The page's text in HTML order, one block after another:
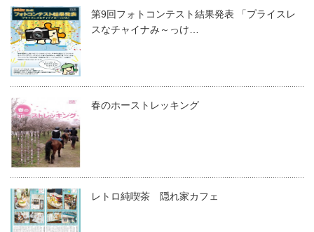
第9回フォトコンテスト結果発表 「プライスレ
スなチャイナみ～っけ…
春のホーストレッキング
レトロ純喫茶 隠れ家カフェ